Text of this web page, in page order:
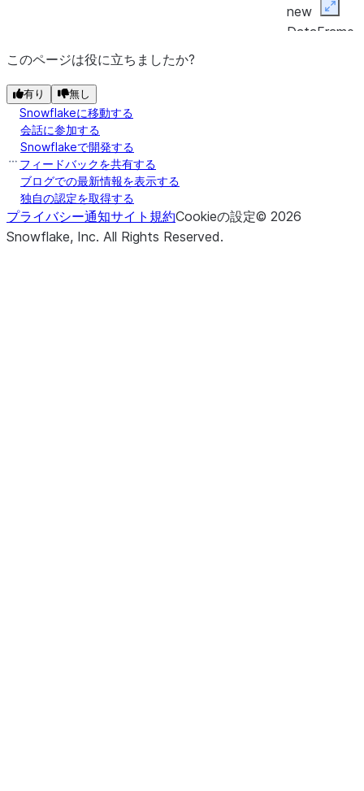
new
DataFrame
values
このページは役に立ちましたか?
有り 無し
Snowflakeに移動する
会話に参加する
Snowflakeで開発する
フィードバックを共有する
ブログでの最新情報を表示する
独自の認定を取得する
プライバシー通知サイト規約Cookieの設定© 2026
Snowflake, Inc. All Rights Reserved.